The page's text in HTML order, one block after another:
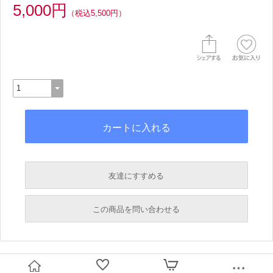
5,000円 （税込5,500円）
友達にすすめる
必須
この商品を問い合わせる